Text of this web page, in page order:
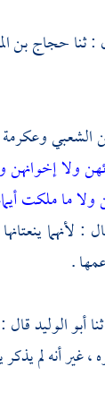
ثناحجاج بن
الشعبيوعكرمة
ولا إخوانهن
ولا ما ملكت
لأنهما
.
أبو الوليدقال
غير أنه لم يذكر